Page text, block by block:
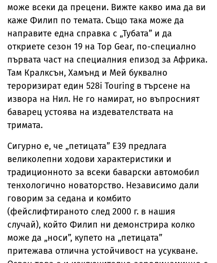
може всеки да прецени. Вижте какво има да ви
каже Филип по темата. Също така може да
направите една справка с „Тубата” и да
откриете сезон 19 на Top Gear, по-специално
първата част на специалния епизод за Африка.
Там Кралксън, Хамънд и Мей буквално
тероризират един 528i Touring в търсене на
извора на Нил. Не го намират, но въпросният
баварец устоява на издевателствата на
тримата.
Сигурно е, че „петицата” Е39 предлага
великолепни ходови характеристики и
традиционното за всеки баварски автомобил
тенхологично новаторство. Независимо дали
говорим за седана и комбито
(фейслифтираното след 2000 г. в нашия
случай), който Филип ни демонстрира колко
може да „носи”, купето на „петицата”
притежава отлична устойчивост на усукване.